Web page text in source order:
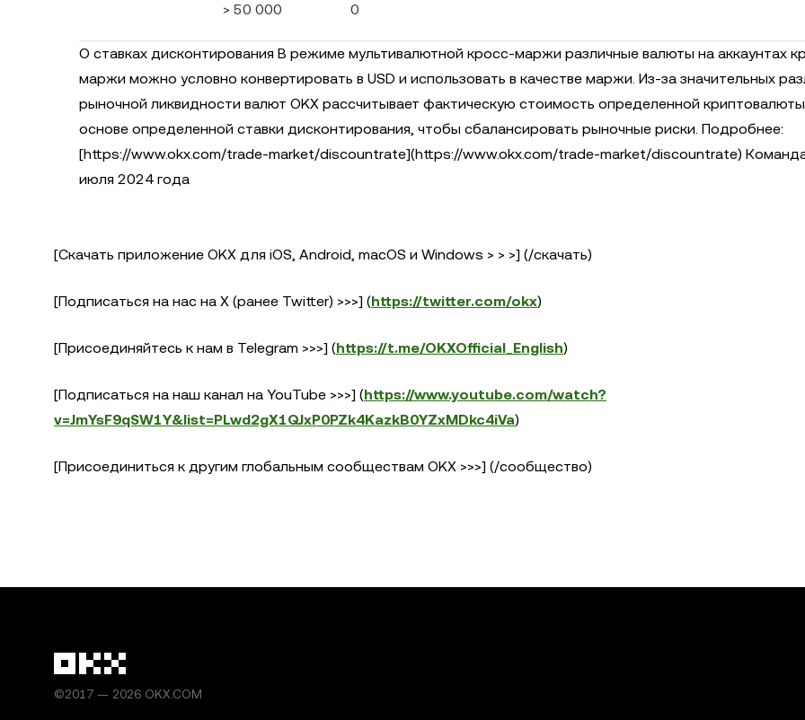
> 50 000 0
О ставках дисконтирования В режиме мультивалютной кросс-маржи различные валюты на аккаунтах
маржи можно условно конвертировать в USD и использовать в качестве маржи. Из-за значительных
рыночной ликвидности валют OKX рассчитывает фактическую стоимость определенной криптовалюты
основе определенной ставки дисконтирования, чтобы сбалансировать рыночные риски. Подробнее:
[https://www.okx.com/trade-market/discountrate](https://www.okx.com/trade-market/discountrate)
июля 2024 года
[Скачать приложение OKX для iOS, Android, macOS и Windows > > >] (/скачать)
[Подписаться на нас на X (ранее Twitter) >>>] (https://twitter.com/okx)
[Присоединяйтесь к нам в Telegram >>>] (https://t.me/OKXOfficial_English)
[Подписаться на наш канал на YouTube >>>] (https://www.youtube.com/watch?
v=JmYsF9qSW1Y&list=PLwd2gX1QJxP0PZk4KazkB0YZxMDkc4iVa)
[Присоединиться к другим глобальным сообществам OKX >>>] (/сообщество)
©2017 — 2026 OKX.COM